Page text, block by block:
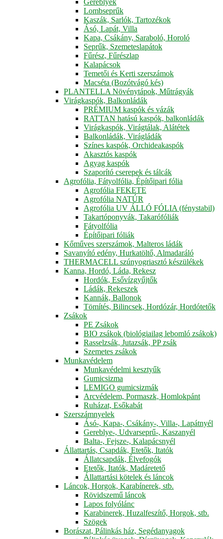
Lombseprűk
Kaszák, Sarlók, Tartozékok
Ásó, Lapát, Villa
Kapa, Csákány, Saraboló, Horoló
Seprűk, Szemeteslapátok
Fűrész, Fűrészlap
Kalapácsok
Temetői és Kerti szerszámok
Macséta (Bozótvágó kés)
PLANTELLA Növénytápok, Műtrágyák
Virágkaspók, Balkonládák
PRÉMIUM kaspók és vázák
RATTAN hatású kaspók, balkonládák
Virágkaspók, Virágtálak, Alátétek
Balkonládák, Virágládák
Színes kaspók, Orchideakaspók
Akasztós kaspók
Agyag kaspók
Szaporító cserepek és tálcák
Agrofólia, Fátyolfólia, Építőipari fólia
Agrofólia FEKETE
Agrofólia NATÚR
Agrofólia UV ÁLLÓ FÓLIA (fénystabil)
Takartóponyvák, Takarófóliák
Fátyolfólia
Építőipari fóliák
Kőműves szerszámok, Malteros ládák
Savanyító edény, Hurkatöltő, Almadaráló
THERMACELL szúnyogriasztó készülékek
Kanna, Hordó, Láda, Rekesz
Hordók, Esővízgyűjtők
Ládák, Rekeszek
Kannák, Ballonok
Tömítés, Bilincsek, Hordózár, Hordótetők
Zsákok
PE Zsákok
BIO zsákok (biológiailag lebomló zsákok)
Rasselzsák, Jutazsák, PP zsák
Szemetes zsákok
Munkavédelem
Munkavédelmi kesztyűk
Gumicsizma
LEMIGO gumicsizmák
Arcvédelem, Pormaszk, Homlokpánt
Ruházat, Esőkabát
Szerszámnyelek
Ásó-, Kapa-, Csákány-, Villa-, Lapátnyél
Gereblye-, Udvarseprű-, Kaszanyél
Balta-, Fejsze-, Kalapácsnyél
Állattartás, Csapdák, Etetők, Itatók
Állatcsapdák, Élvefogók
Etetők, Itatók, Madáretető
Állattartási kötelek és láncok
Láncok, Horgok, Karabínerek, stb.
Rövidszemű láncok
Lapos folyólánc
Karabinerek, Huzalfeszítő, Horgok, stb.
Szögek
Borászat, Pálinkás ház, Segédanyagok